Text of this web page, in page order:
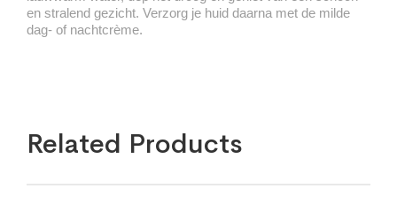
en stralend gezicht. Verzorg je huid daarna met de milde
dag- of nachtcrème.
Related Products